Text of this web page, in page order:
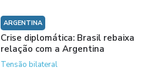
ARGENTINA
Crise diplomática: Brasil rebaixa
relação com a Argentina
Tensão bilateral